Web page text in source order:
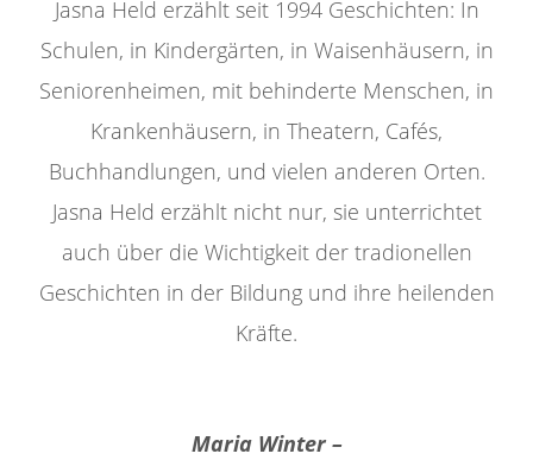
Jasna Held erzählt seit 1994 Geschichten: In
Schulen, in Kindergärten, in Waisenhäusern, in
Seniorenheimen, mit behinderte Menschen, in
Krankenhäusern, in Theatern, Cafés,
Buchhandlungen, und vielen anderen Orten.
Jasna Held erzählt nicht nur, sie unterrichtet
auch über die Wichtigkeit der tradionellen
Geschichten in der Bildung und ihre heilenden
Kräfte.
Maria Winter –